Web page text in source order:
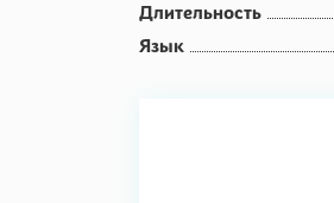
Длительность
Язык